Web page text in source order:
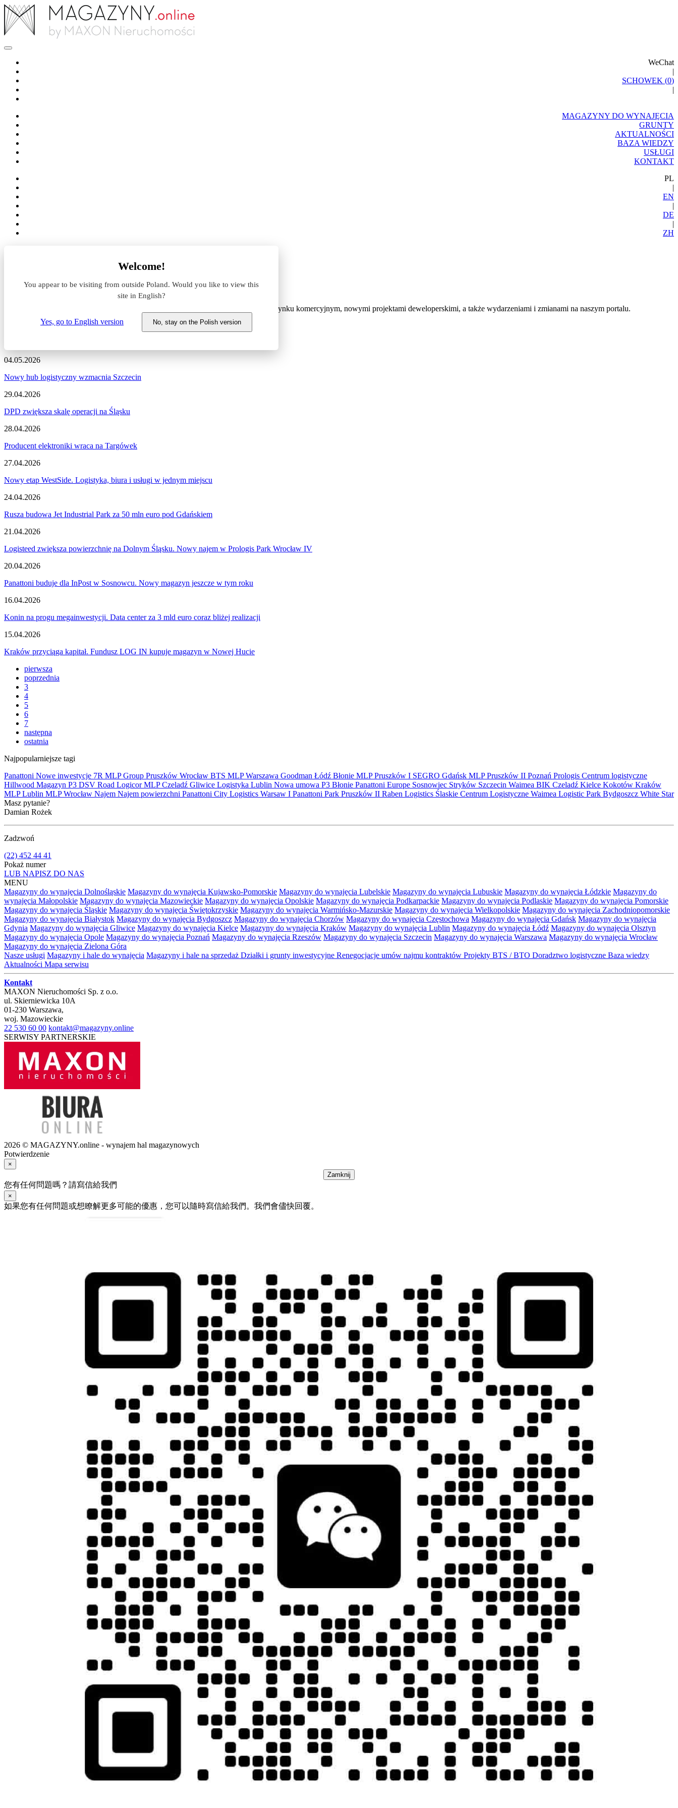
WeChat
|
SCHOWEK (0)
|
MAGAZYNY DO WYNAJĘCIA
GRUNTY
AKTUALNOŚCI
BAZA WIEDZY
USŁUGI
KONTAKT
PL
|
EN
|
DE
|
ZH
Welcome!
You appear to be visiting from outside Poland. Would you like to view this
site in English?
Yes, go to English version No, stay on the Polish version
Aktualności z rynku magazynowego
Zapraszamy do zapoznania się z najnowszymi informacjami dotyczącymi sytuacji na rynku komercyjnym, nowymi projektami deweloperskimi, a także wydarzeniami i zmianami na naszym portalu.
04.05.2026
Nowy hub logistyczny wzmacnia Szczecin
29.04.2026
DPD zwiększa skalę operacji na Śląsku
28.04.2026
Producent elektroniki wraca na Targówek
27.04.2026
Nowy etap WestSide. Logistyka, biura i usługi w jednym miejscu
24.04.2026
Rusza budowa Jet Industrial Park za 50 mln euro pod Gdańskiem
21.04.2026
Logisteed zwiększa powierzchnię na Dolnym Śląsku. Nowy najem w Prologis Park Wrocław IV
20.04.2026
Panattoni buduje dla InPost w Sosnowcu. Nowy magazyn jeszcze w tym roku
16.04.2026
Konin na progu megainwestycji. Data center za 3 mld euro coraz bliżej realizacji
15.04.2026
Kraków przyciąga kapitał. Fundusz LOG IN kupuje magazyn w Nowej Hucie
pierwsza
poprzednia
3
4
5
6
7
następna
ostatnia
Najpopularniejsze tagi
Panattoni Nowe inwestycje 7R MLP Group Pruszków Wrocław BTS MLPWarszawa Goodman Łódź Błonie MLP Pruszków I SEGRO Gdańsk MLP Pruszków II Poznań Prologis Centrum logistyczne
Hillwood Magazyn P3 DSV Road LogicorMLP Czeladź Gliwice Logistyka Lublin Nowa umowa P3 Błonie Panattoni Europe Sosnowiec Stryków Szczecin Waimea BIK Czeladź Kielce Kokotów Kraków
MLP Lublin MLP Wrocław Najem Najem powierzchni Panattoni City Logistics Warsaw I Panattoni Park Pruszków II Raben Logistics Ślaskie Centrum Logistyczne Waimea Logistic Park Bydgoszcz White Star
Masz pytanie?
Damian Rożek
Zadzwoń
(22) 452 44 41
Pokaż numer
LUB NAPISZ DO NAS
MENU
Magazyny do wynajęcia Dolnośląskie Magazyny do wynajęcia Kujawsko-Pomorskie Magazyny do wynajęcia Lubelskie Magazyny do wynajęcia Lubuskie Magazyny do wynajęcia Łódzkie Magazyny do
wynajęcia Małopolskie Magazyny do wynajęcia Mazowieckie Magazyny do wynajęcia Opolskie Magazyny do wynajęcia Podkarpackie Magazyny do wynajęcia Podlaskie Magazyny do wynajęcia Pomorskie
Magazyny do wynajęcia Śląskie Magazyny do wynajęcia Świętokrzyskie Magazyny do wynajęcia Warmińsko-Mazurskie Magazyny do wynajęcia Wielkopolskie Magazyny do wynajęcia Zachodniopomorskie
Magazyny do wynajęcia Białystok Magazyny do wynajęcia Bydgoszcz Magazyny do wynajęcia Chorzów Magazyny do wynajęcia Częstochowa Magazyny do wynajęcia Gdańsk Magazyny do wynajęcia
Gdynia Magazyny do wynajęcia Gliwice Magazyny do wynajęcia Kielce Magazyny do wynajęcia Kraków Magazyny do wynajęcia Lublin Magazyny do wynajęcia Łódź Magazyny do wynajęcia Olsztyn
Magazyny do wynajęcia Opole Magazyny do wynajęcia Poznań Magazyny do wynajęcia Rzeszów Magazyny do wynajęcia Szczecin Magazyny do wynajęcia Warszawa Magazyny do wynajęcia Wrocław
Magazyny do wynajęcia Zielona Góra
Nasze usługi Magazyny i hale do wynajęcia Magazyny i hale na sprzedaż Działki i grunty inwestycyjne Renegocjacje umów najmu kontraktów Projekty BTS / BTO Doradztwo logistyczne Baza wiedzy
Aktualności Mapa serwisu
Kontakt
MAXON Nieruchomości Sp. z o.o.
ul. Skierniewicka 10A
01-230 Warszawa,
woj. Mazowieckie
22 530 60 00 kontakt@magazyny.online
SERWISY PARTNERSKIE
2026 © MAGAZYNY.online - wynajem hal magazynowych
Potwierdzenie
×
Zamknij
您有任何問題嗎？請寫信給我們
×
如果您有任何問題或想瞭解更多可能的優惠，您可以隨時寫信給我們。我們會儘快回覆。